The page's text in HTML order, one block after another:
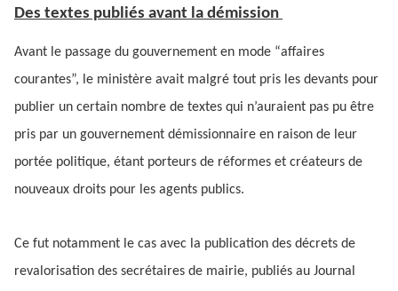
Des textes publiés avant la démission
Avant le passage du gouvernement en mode “affaires
courantes”, le ministère avait malgré tout pris les devants pour
publier un certain nombre de textes qui n’auraient pas pu être
pris par un gouvernement démissionnaire en raison de leur
portée politique, étant porteurs de réformes et créateurs de
nouveaux droits pour les agents publics.
Ce fut notamment le cas avec la publication des décrets de
revalorisation des secrétaires de mairie, publiés au Journal